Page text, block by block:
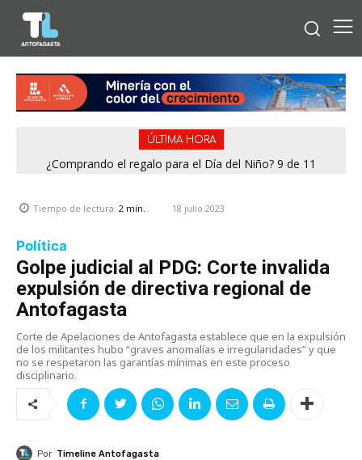
ÚLTIMA HORA
¿Comprando el regalo para el Día del Niño? 9 de 11
Tiempo de lectura: 2 min. 18 julio 2023
Política
Golpe judicial al PDG: Corte invalida
expulsión de directiva regional de
Antofagasta
Corte de Apelaciones de Antofagasta establece que en la expulsión
de los militantes hubo “graves anomalías e irregularidades” y que
no se respetaron las garantías mínimas en este proceso
disciplinario.
Por Timeline Antofagasta